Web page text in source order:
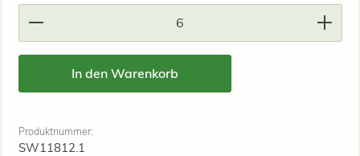
Produkt Anzahl: Gib den gewünschten Wert ein
In den Warenkorb
Produktnummer:
SW11812.1